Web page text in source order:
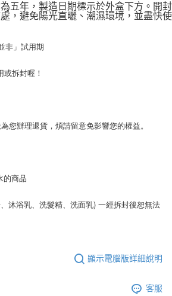
五年，製造日期標示於外盒下方。開封
，避免陽光直曬、潮濕環境，並盡快使
非」試用期
拆封喔！
您辦理退貨，煩請留意免影響您的權益。
的商品
沐浴乳、洗髮精、洗面乳) 一經拆封後恕無法
顯示電腦版詳細說明
客服